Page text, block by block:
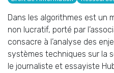
Dans les algorithmes est un
non lucratif, porté par
consacre à l’analyse des
systèmes techniques sur la
le journaliste et essayiste